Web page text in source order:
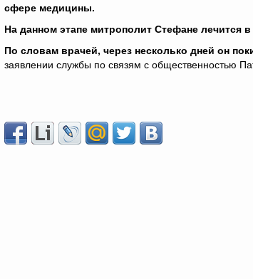
сфере медицины.
На данном этапе митрополит Стефане лечится
По словам врачей, через несколько дней он
заявлении службы по связям с общественностью